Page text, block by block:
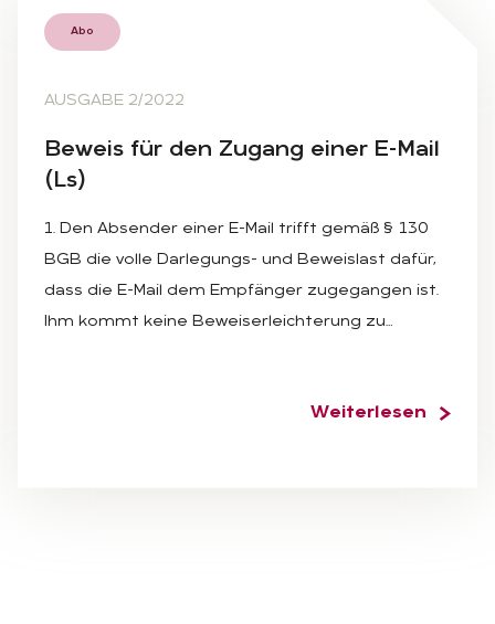
Abo
AUSGABE 2/2022
Be­weis für den Zu­gang ei­ner E-Mail
(Ls)
1. Den Absender einer E-Mail trifft gemäß § 130
BGB die volle Darlegungs- und Beweislast dafür,
dass die E-Mail dem Empfänger zugegangen ist.
Ihm kommt keine Beweiserleichterung zu…
Weiterlesen